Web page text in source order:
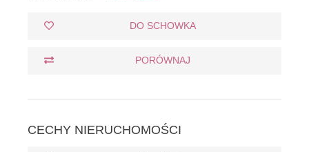
DO SCHOWKA
PORÓWNAJ
CECHY NIERUCHOMOŚCI